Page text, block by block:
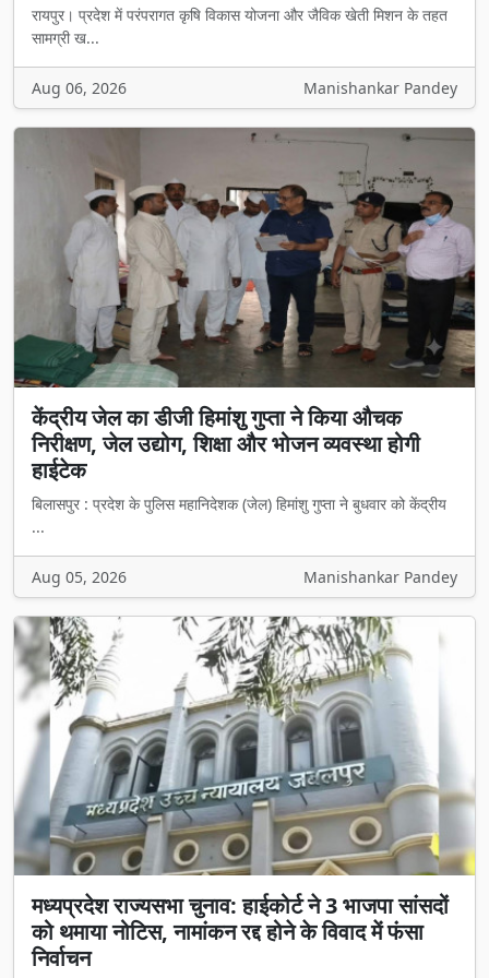
रायपुर। प्रदेश में परंपरागत कृषि विकास योजना और जैविक खेती मिशन के तहत
सामग्री ख...
Aug 06, 2026 Manishankar Pandey
केंद्रीय जेल का डीजी हिमांशु गुप्ता ने किया औचक
निरीक्षण, जेल उद्योग, शिक्षा और भोजन व्यवस्था होगी
हाईटेक
बिलासपुर : प्रदेश के पुलिस महानिदेशक (जेल) हिमांशु गुप्ता ने बुधवार को केंद्रीय
...
Aug 05, 2026 Manishankar Pandey
मध्यप्रदेश राज्यसभा चुनाव: हाईकोर्ट ने 3 भाजपा सांसदों
को थमाया नोटिस, नामांकन रद्द होने के विवाद में फंसा
निर्वाचन